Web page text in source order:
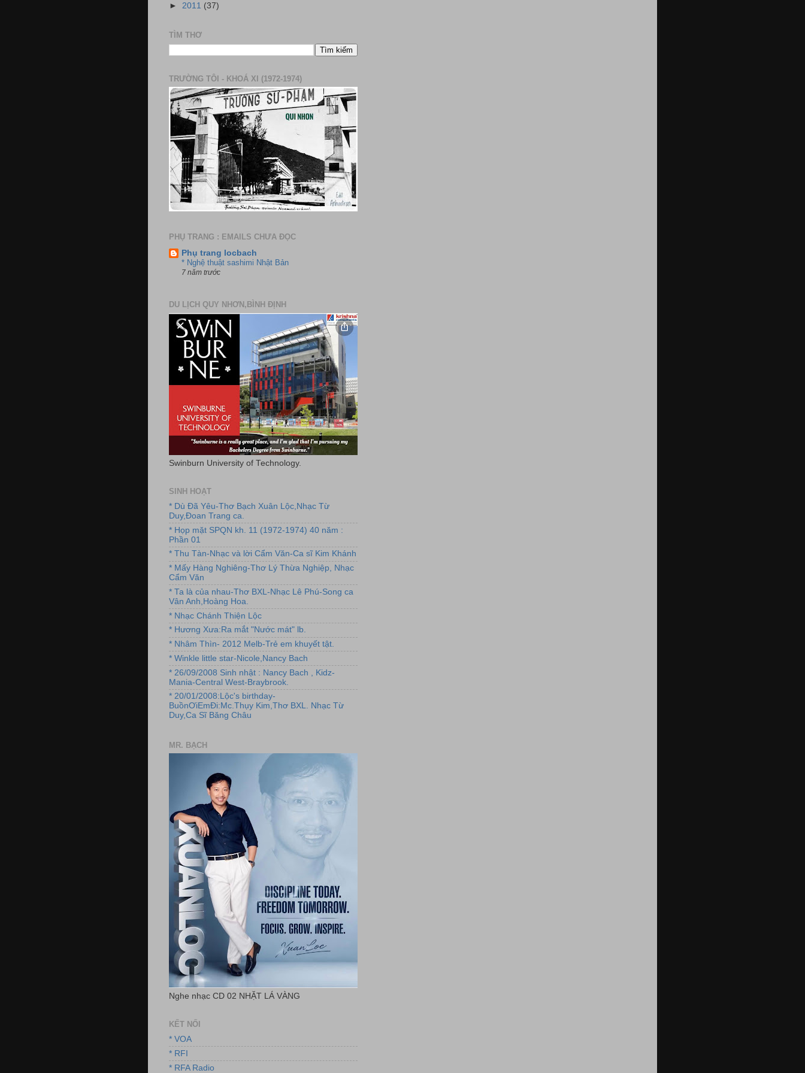
► 2011 (37)
TÌM THƠ
TRƯỜNG TÔI - KHOÁ XI (1972-1974)
PHỤ TRANG : EMAILS CHƯA ĐỌC
Phụ trang locbach
* Nghệ thuật sashimi Nhật Bản
7 năm trước
DU LỊCH QUY NHƠN,BÌNH ĐỊNH
Swinburn University of Technology.
SINH HOẠT
* Dù Đã Yêu-Thơ Bạch Xuân Lộc,Nhạc Từ
Duy,Đoan Trang ca.
* Họp mặt SPQN kh. 11 (1972-1974) 40 năm :
Phần 01
* Thu Tàn-Nhạc và lời Cẩm Văn-Ca sĩ Kim Khánh
* Mấy Hàng Nghiêng-Thơ Lý Thừa Nghiệp, Nhạc
Cẩm Văn
* Ta là của nhau-Thơ BXL-Nhạc Lê Phú-Song ca
Vân Anh,Hoàng Hoa.
* Nhạc Chánh Thiện Lộc
* Hương Xưa:Ra mắt "Nước mát" lb.
* Nhâm Thìn- 2012 Melb-Trẻ em khuyết tật.
* Winkle little star-Nicole,Nancy Bach
* 26/09/2008 Sinh nhật : Nancy Bach , Kidz-
Mania-Central West-Braybrook.
* 20/01/2008:Lộc's birthday-
BuồnƠiEmĐi:Mc.Thụy Kim,Thơ BXL. Nhạc Từ
Duy,Ca Sĩ Băng Châu
MR. BẠCH
Nghe nhạc CD 02 NHẶT LÁ VÀNG
KẾT NỐI
* VOA
* RFI
* RFA Radio